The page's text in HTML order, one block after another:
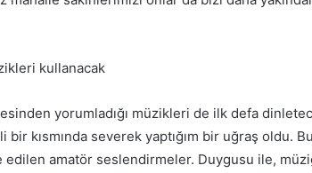
kullanacak
yorumladığı müzikleri de ilk defa
kısmında severek yaptığım bir uğraş oldu. Bu
edilen amatör seslendirmeler. Duygusu ile,